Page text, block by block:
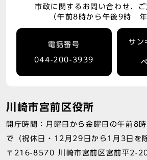
市政に関するお問い合わせ、
（午前8時から午後9時 年
電話番号
044-200-3939
サン
川崎市宮前区役所
開庁時間：月曜日から金曜日の午前8
で（祝休日・12月29日から1月3日を
〒216-8570 川崎市宮前区宮前平2-